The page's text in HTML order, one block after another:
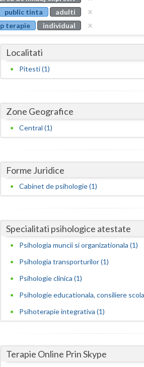
Buzau
Calarasi
Caras-Severin
Giurgiu
Harghita
Hunedoara
Ilfov
Mehedinti
public tinta
adulti
terapie
individual
Localitati
Pitesti (1)
Zone Geografice
Central (1)
Forme Juridice
Cabinet de psihologie (1)
Specialitati psihologice atestate
Psihologia muncii si organizationala (1)
Psihologia transporturilor (1)
Psihologie clinica (1)
Psihologie educationala, consiliere
Psihoterapie integrativa (1)
Terapie Online Prin Skype